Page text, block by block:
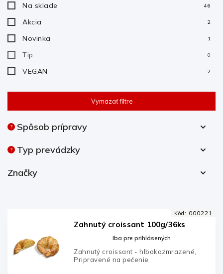
Na sklade 46
Akcia 2
Novinka 1
Tip 0
VEGAN 2
Značky
Krajina pôvodu Taliansko
Nezadané
Royal Gastro
Spôsob prípravy
?
Na dopečenie
Typ prevádzky
?
Catering
Vymazať filtre
Zahnutý croissant 100g/36ks
Iba pre prihlásených
Zahnutý croissant - hlbokozmrazené,
Pripravené na pečenie
Kód: 000221